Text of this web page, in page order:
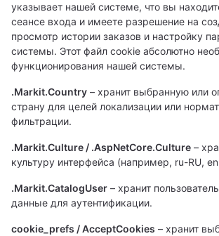
указывает нашей системе, что вы
сеансе входа и имеете разрешение на
просмотр истории заказов и настройку
системы. Этот файл cookie абсолютно
функционирования нашей системы.
.Markit.Country – хранит выбранную или
страну для целей локализации или
фильтрации.
.Markit.Culture / .AspNetCore.Culture –
культуру интерфейса (например, ru-RU,
.Markit.CatalogUser – хранит
данные для аутентификации.
cookie_prefs / AcceptCookies – хранит